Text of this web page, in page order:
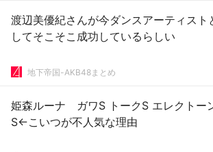
渡辺美優紀さんが今ダンスアーティスト
してそこそこ成功しているらしい
地下帝国-AKB48まとめ
姫森ルーナ ガワS トークS エレクトー
S←こいつが不人気な理由